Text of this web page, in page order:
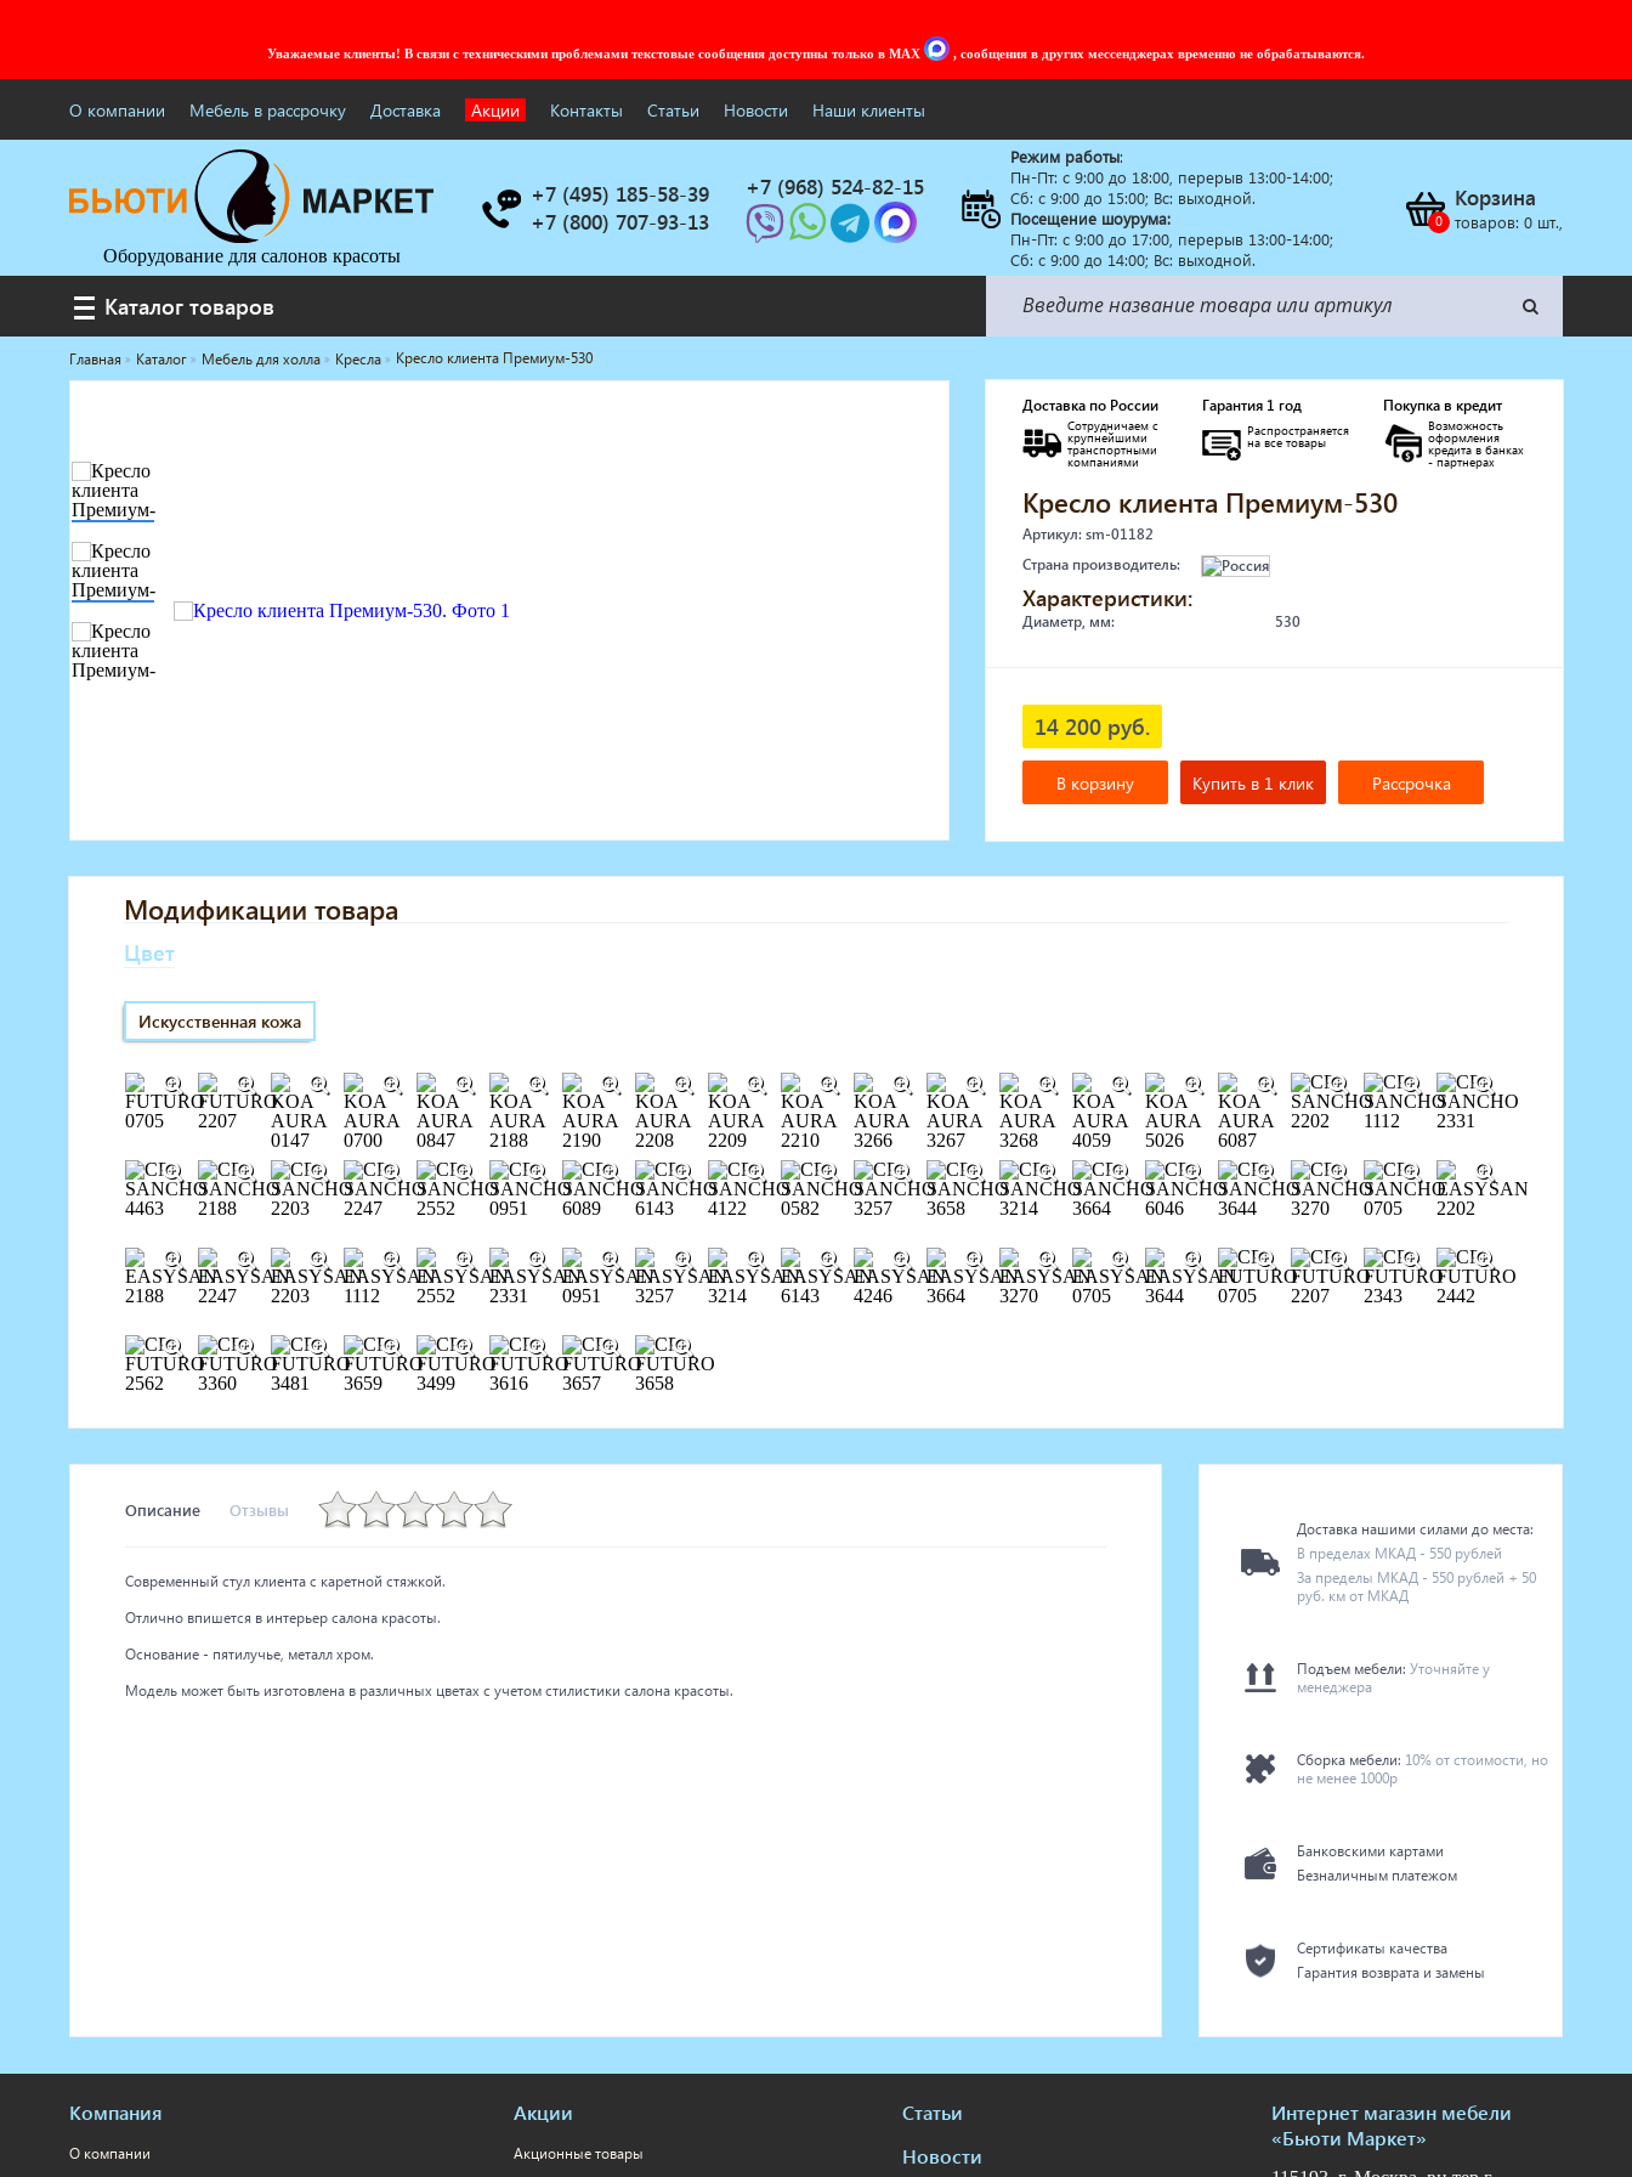
Уважаемые клиенты! В связи с техническими проблемами текстовые сообщения доступны только в MAX , сообщения в других мессенджерах временно не обрабатываются.
О компании Мебель в рассрочку Доставка Акции Контакты Статьи Новости Наши клиенты
Оборудование для салонов красоты
+7 (495) 185-58-39
+7 (800) 707-93-13
+7 (968) 524-82-15
Режим работы:
Пн-Пт: c 9:00 до 18:00, перерыв 13:00-14:00;
Сб: с 9:00 до 15:00; Вс: выходной.
Посещение шоурума:
Пн-Пт: c 9:00 до 17:00, перерыв 13:00-14:00;
Сб: с 9:00 до 14:00; Вс: выходной.
Корзина
товаров: 0шт.,
Каталог товаров
Каталог товаров
Услуги под ключ
удостоверением
Парикмахерское оборудование
Маникюрное оборудование
Педикюрное оборудование
Массажное и SPA оборудование
Стерилизаторы
Оборудование для барбершопа
Солярии
Мебель в стиле Лофт
Доставка за один день
Главная Каталог Мебель для холла Кресла Кресло клиента Премиум-530
Доставка по России
Сотрудничаем с
крупнейшими
транспортными
компаниями
Гарантия 1 год
Распространяется
на все товары
Покупка в кредит
Возможность
оформления
кредита в банках
- партнерах
Кресло клиента Премиум-530
Артикул: sm-01182
Страна производитель:
Характеристики:
Диаметр, мм: 530
14 200 руб.
В корзину Купить в 1 клик Рассрочка
Модификации товара
Цвет
Искусственная кожа
Описание Отзывы
Современный стул клиента с каретной стяжкой.
Отлично впишется в интерьер салона красоты.
Основание - пятилучье, металл хром.
Модель может быть изготовлена в различных цветах с учетом стилистики салона красоты.
Доставка нашими силами до места:
В пределах МКАД - 550 рублей
За пределы МКАД - 550 рублей + 50
руб. км от МКАД
Подъем мебели: Уточняйте у
менеджера
Сборка мебели: 10% от стоимости, но
не менее 1000р
Банковскими картами
Безналичным платежом
Сертификаты качества
Гарантия возврата и замены
Компания
О компании
Акции
Акционные товары
Статьи
Новости
Интернет магазин мебели
«Бьюти Маркет»